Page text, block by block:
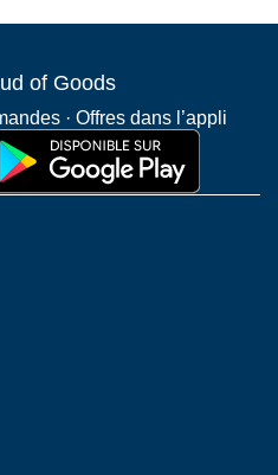
of Goods
· Offres dans l’appli